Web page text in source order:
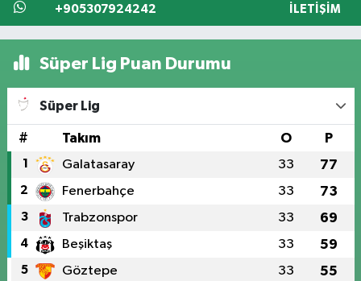
+905307924242 İLETIŞIM
Süper Lig Puan Durumu
Süper Lig
# Takım O P
1 Galatasaray 33 77
2 Fenerbahçe 33 73
3 Trabzonspor 33 69
4 Beşiktaş 33 59
5 Göztepe 33 55